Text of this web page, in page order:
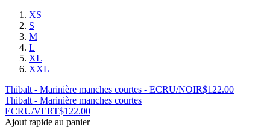
XS
S
M
L
XL
XXL
Thibalt - Marinière manches courtes - ECRU/NOIR$122.00
Thibalt - Marinière manches courtes
ECRU/VERT$122.00
Ajout rapide au panier